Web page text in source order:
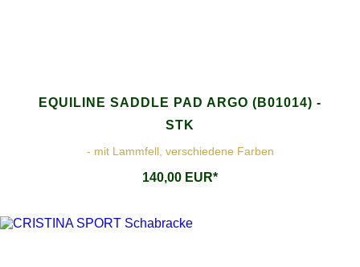
EQUILINE SADDLE PAD ARGO (B01014) -
STK
- mit Lammfell, verschiedene Farben
140,00 EUR*